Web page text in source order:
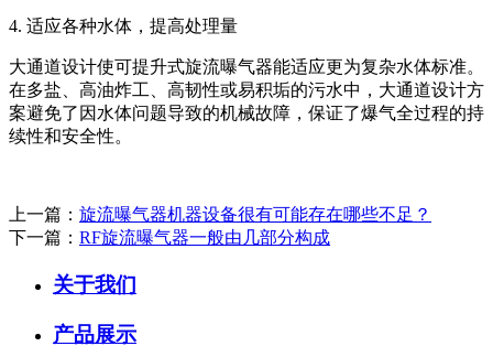
4. 适应各种水体，提高处理量
大通道设计使可提升式旋流曝气器能适应更为复杂水体标准。
在多盐、高油炸工、高韧性或易积垢的污水中，大通道设计方
案避免了因水体问题导致的机械故障，保证了爆气全过程的持
续性和安全性。
上一篇： 旋流曝气器机器设备很有可能存在哪些不足？
下一篇： RF旋流曝气器一般由几部分构成
关于我们
产品展示